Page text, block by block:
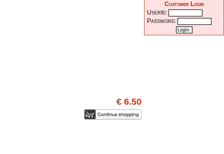
€ 6.50
Customer Login
UserId:
Password: